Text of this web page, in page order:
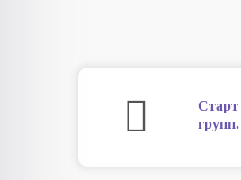
Старт